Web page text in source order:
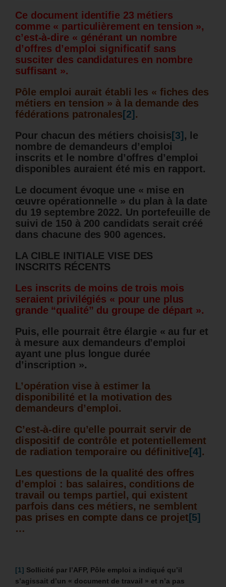
Ce document identifie 23 métiers
comme « particulièrement en tension »,
c’est-à-dire « générant un nombre
d’offres d’emploi significatif sans
susciter des candidatures en nombre
suffisant ».
Pôle emploi aurait établi les « fiches des
métiers en tension » à la demande des
fédérations patronales [2] .
Pour chacun des métiers choisis [3] , le
nombre de demandeurs d’emploi
inscrits et le nombre d’offres d’emploi
disponibles auraient été mis en rapport.
Le document évoque une « mise en
œuvre opérationnelle » du plan à la date
du 19 septembre 2022. Un portefeuille de
suivi de 150 à 200 candidats serait créé
dans chacune des 900 agences.
LA CIBLE INITIALE VISE DES
INSCRITS RÉCENTS
Les inscrits de moins de trois mois
seraient privilégiés « pour une plus
grande “qualité” du groupe de départ ».
Puis, elle pourrait être élargie « au fur et
à mesure aux demandeurs d’emploi
ayant une plus longue durée
d’inscription ».
L’opération vise à estimer la
disponibilité et la motivation des
demandeurs d’emploi.
C’est-à-dire qu’elle pourrait servir de
dispositif de contrôle et potentiellement
de radiation temporaire ou définitive [4] .
Les questions de la qualité des offres
d’emploi : bas salaires, conditions de
travail ou temps partiel, qui existent
parfois dans ces métiers, ne semblent
pas prises en compte dans ce projet [5]
…
[1] Sollicité par l’AFP, Pôle emploi a indiqué qu’il
s’agissait d’un « document de travail » et n’a pas